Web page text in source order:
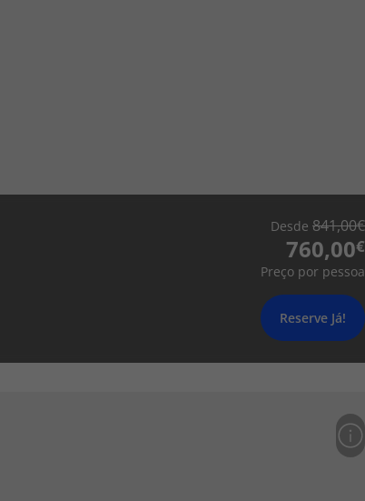
Desde 841,00
760,00
Preço por pessoa
Reserve Já!